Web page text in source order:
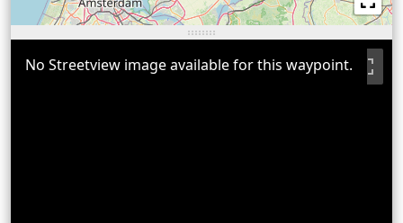
No Streetview image available for this waypoint.